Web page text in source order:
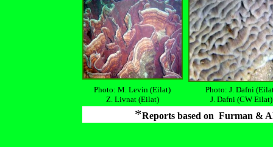
Photo: M. Levin (Eilat)
Z. Livnat (Eilat)
Photo: J. Dafni
J. Dafni (CW Eilat)
*Reports based on Furman &